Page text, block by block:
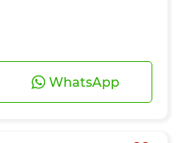
WhatsApp